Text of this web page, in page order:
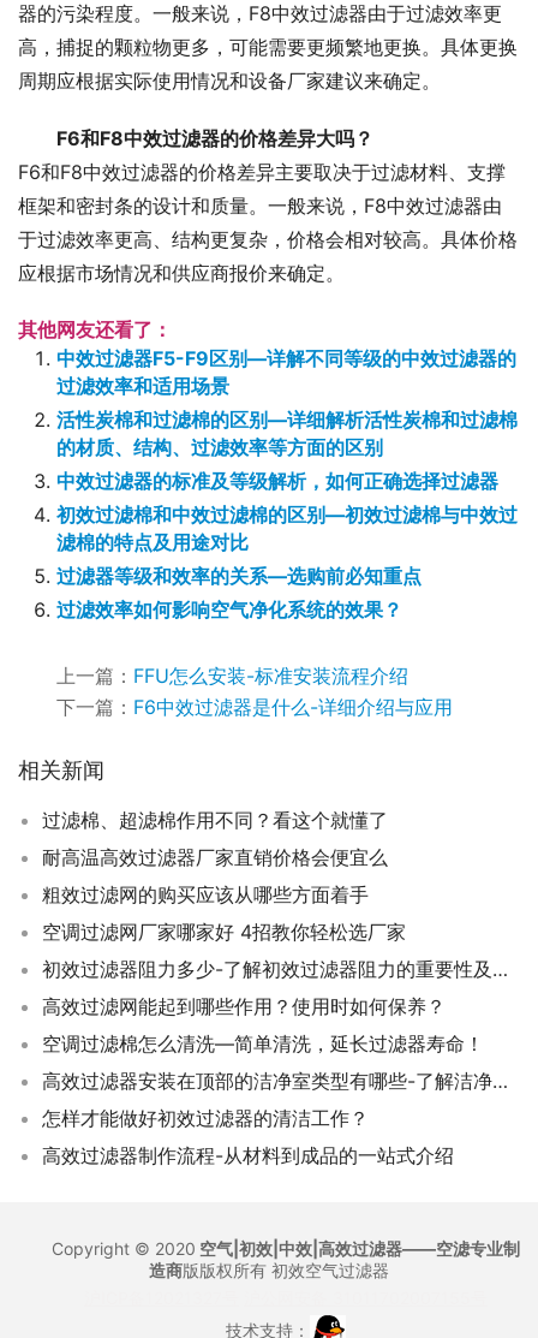
器的污染程度。一般来说，F8中效过滤器由于过滤效率更
高，捕捉的颗粒物更多，可能需要更频繁地更换。具体更换
周期应根据实际使用情况和设备厂家建议来确定。
F6和F8中效过滤器的价格差异大吗？
F6和F8中效过滤器的价格差异主要取决于过滤材料、支撑
框架和密封条的设计和质量。一般来说，F8中效过滤器由
于过滤效率更高、结构更复杂，价格会相对较高。具体价格
应根据市场情况和供应商报价来确定。
其他网友还看了：
中效过滤器F5-F9区别—详解不同等级的中效过滤器的
过滤效率和适用场景
活性炭棉和过滤棉的区别—详细解析活性炭棉和过滤棉
的材质、结构、过滤效率等方面的区别
中效过滤器的标准及等级解析，如何正确选择过滤器
初效过滤棉和中效过滤棉的区别—初效过滤棉与中效过
滤棉的特点及用途对比
过滤器等级和效率的关系—选购前必知重点
过滤效率如何影响空气净化系统的效果？
上一篇： FFU怎么安装-标准安装流程介绍
下一篇： F6中效过滤器是什么-详细介绍与应用
相关新闻
过滤棉、超滤棉作用不同？看这个就懂了
耐高温高效过滤器厂家直销价格会便宜么
粗效过滤网的购买应该从哪些方面着手
空调过滤网厂家哪家好 4招教你轻松选厂家
初效过滤器阻力多少-了解初效过滤器阻力的重要性及其数值范围
高效过滤网能起到哪些作用？使用时如何保养？
空调过滤棉怎么清洗—简单清洗，延长过滤器寿命！
高效过滤器安装在顶部的洁净室类型有哪些-了解洁净室中的高效过滤器
怎样才能做好初效过滤器的清洁工作？
高效过滤器制作流程-从材料到成品的一站式介绍
Copyright © 2020 空气|初效|中效|高效过滤器——空滤专业制
造商版版权所有 初效空气过滤器
技术支持：